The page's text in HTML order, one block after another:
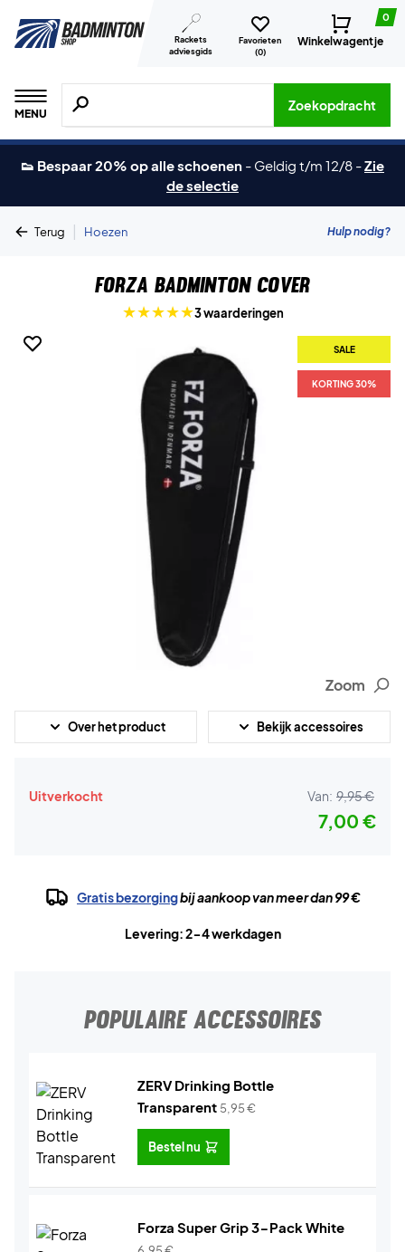
Rackets
adviesgids
Favorieten
(0)
0
Winkelwagentje
MENU
Zoeken naar producten, merken etc.
Zoekopdracht
👟 Bespaar 20% op alle schoenen - Geldig t/m 12/8 -Zie
de selectie
Terug | Hoezen Hulp nodig?
Forza Badminton Cover
3 waarderingen
SALE
KORTING 30%
Zoom
Over het product Bekijk accessoires
Uitverkocht Van: 9,95 €
7,00 €
Gratis bezorgingbij aankoop van meer dan 99 €
Levering: 2-4 werkdagen
POPULAIRE ACCESSOIRES
ZERV Drinking Bottle
Transparent 5,95€
Bestel nu
Forza Super Grip 3-Pack White